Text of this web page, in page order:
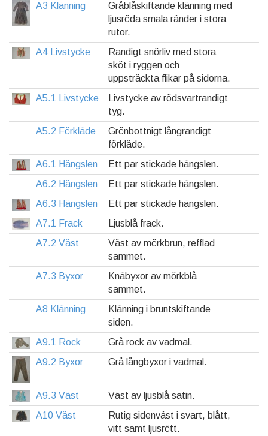
A3 Klänning
Gråblåskiftande klänning med
ljusröda smala ränder i stora
rutor.
A4 Livstycke
Randigt snörliv med stora
sköt i ryggen och
uppsträckta flikar på sidorna.
A5.1 Livstycke
Livstycke av rödsvartrandigt
tyg.
A5.2 Förkläde
Grönbottnigt långrandigt
förkläde.
A6.1 Hängslen
Ett par stickade hängslen.
A6.2 Hängslen
Ett par stickade hängslen.
A6.3 Hängslen
Ett par stickade hängslen.
A7.1 Frack
Ljusblå frack.
A7.2 Väst
Väst av mörkbrun, refflad
sammet.
A7.3 Byxor
Knäbyxor av mörkblå
sammet.
A8 Klänning
Klänning i bruntskiftande
siden.
A9.1 Rock
Grå rock av vadmal.
A9.2 Byxor
Grå långbyxor i vadmal.
A9.3 Väst
Väst av ljusblå satin.
A10 Väst
Rutig sidenväst i svart, blått,
vitt samt ljusrött.